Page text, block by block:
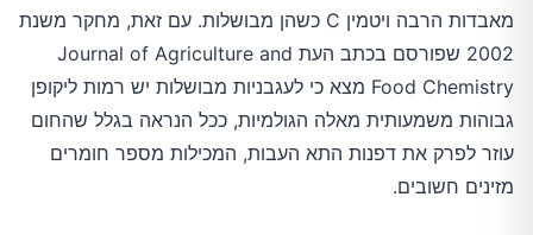
מאבדות הרבה ויטמין C כשהן מבושלות. עם זאת, מחקר משנת
2002 שפורסם בכתב העת Journal of Agriculture and
Food Chemistry מצא כי לעגבניות מבושלות יש רמות ליקופן
גבוהות משמעותית מאלה הגולמיות, ככל הנראה בגלל שהחום
עוזר לפרק את דפנות התא העבות, המכילות מספר חומרים
מזינים חשובים.